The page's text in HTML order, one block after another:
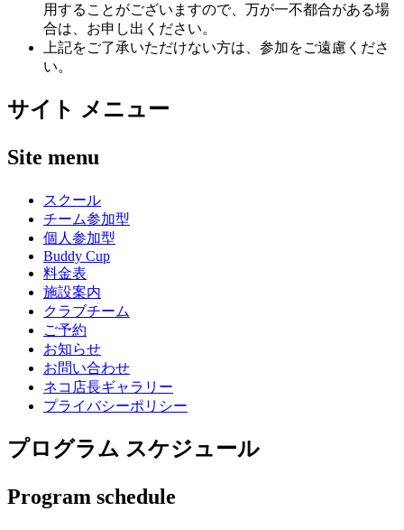
用することがございますので、万が一不都合がある場
合は、お申し出ください。
上記をご了承いただけない方は、参加をご遠慮くださ
い。
サイト メニュー
Site menu
スクール
チーム参加型
個人参加型
Buddy Cup
料金表
施設案内
クラブチーム
ご予約
お知らせ
お問い合わせ
ネコ店長ギャラリー
プライバシーポリシー
プログラム スケジュール
Program schedule